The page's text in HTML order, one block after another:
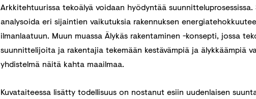
Arkkitehtuurissa tekoälyä voidaan hyödyntää suunnitteluprosessissa.
analysoida eri sijaintien vaikutuksia rakennuksen
ilmanlaatuun. Muun muassa Älykäs rakentaminen -konsepti, jossa
suunnittelijoita ja rakentajia tekemään kestävämpiä ja älykkäämpiä
yhdistelmä näitä kahta maailmaa.
Kuvataiteessa lisätty todellisuus on nostanut esiin uudenlaisen